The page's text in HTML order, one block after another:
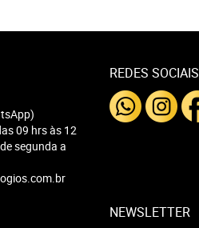
09 hrs às 12
segunda a
REDES SOCIAIS
NEWSLETTER